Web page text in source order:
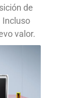
de
Incluso
valor.